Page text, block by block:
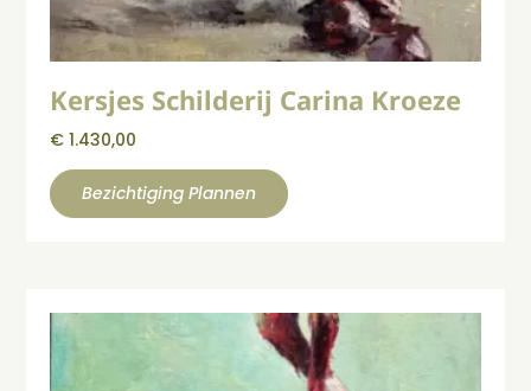
Kersjes Schilderij Carina Kroeze
€ 1.430,00
Bezichtiging Plannen